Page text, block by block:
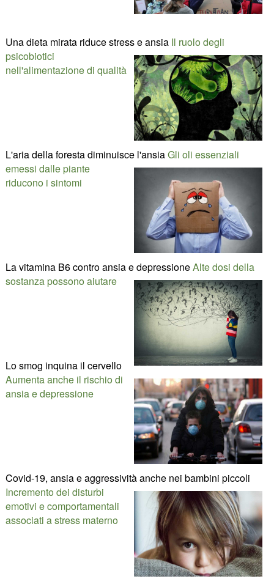
Una dieta mirata riduce stress e ansia Il ruolo degli
psicobiotici
nell'alimentazione di qualità
L'aria della foresta diminuisce l'ansiaGli oli essenziali
emessi dalle piante
riducono i sintomi
La vitamina B6 contro ansia e depressioneAlte dosi della
sostanza possono aiutare
Lo smog inquina il cervello
Aumenta anche il rischio di
ansia e depressione
Covid-19, ansia e aggressività anche nei bambini piccoli
Incremento dei disturbi
emotivi e comportamentali
associati a stress materno